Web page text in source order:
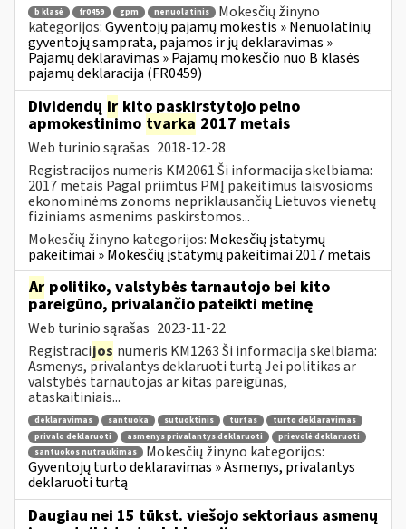
b klasė fr0459 gpm nenuolatinis
Mokesčių žinyno
kategorijos:Gyventojų pajamų mokestis » Nenuolatinių
gyventojų samprata, pajamos ir jų deklaravimas »
Pajamų deklaravimas » Pajamų mokesčio nuo B klasės
pajamų deklaracija (FR0459)
Dividendų ir kito paskirstytojo pelno
apmokestinimo tvarka 2017 metais
Web turinio sąrašas 2018-12-28
Registracijos numeris KM2061 Ši informacija skelbiama:
2017 metais Pagal priimtus PMĮ pakeitimus laisvosioms
ekonominėms zonoms nepriklausančių Lietuvos vienetų
fiziniams asmenims paskirstomos...
Mokesčių žinyno kategorijos: Mokesčių įstatymų
pakeitimai » Mokesčių įstatymų pakeitimai 2017 metais
Ar politiko, valstybės tarnautojo bei kito
pareigūno, privalančio pateikti metinę
Web turinio sąrašas 2023-11-22
Registracijos numeris KM1263 Ši informacija skelbiama:
Asmenys, privalantys deklaruoti turtą Jei politikas ar
valstybės tarnautojas ar kitas pareigūnas,
ataskaitiniais...
deklaravimas santuoka sutuoktinis turtas
turto deklaravimas
privalo deklaruoti
asmenys privalantys deklaruoti
prievolė deklaruoti
santuokos nutraukimas
Mokesčių žinyno kategorijos:
Gyventojų turto deklaravimas » Asmenys, privalantys
deklaruoti turtą
Daugiau nei 15 tūkst. viešojo sektoriaus asmenų